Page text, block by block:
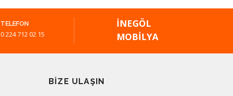
TELEFON
0 224 712 02 15
İNEGÖL
MOBILYA
BIZE ULAŞIN